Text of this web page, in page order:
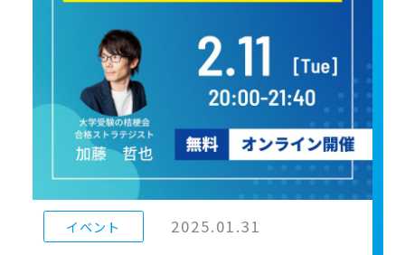
イベント 2025.01.31